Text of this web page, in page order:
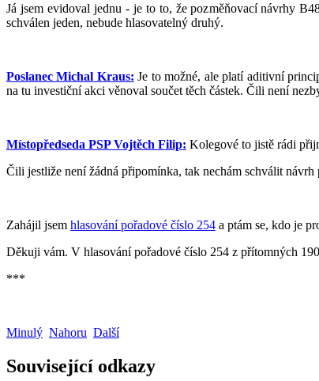
Já jsem evidoval jednu - je to to, že pozměňovací návrhy
schválen jeden, nebude hlasovatelný druhý.
Poslanec Michal Kraus: Je to možné, ale platí aditivní
na tu investiční akci věnoval součet těch částek. Čili není
Místopředseda PSP Vojtěch Filip: Kolegové to jistě rádi
Čili jestliže není žádná připomínka, tak nechám schválit
Zahájil jsem hlasování pořadové číslo 254 a ptám se, kdo je
Děkuji vám. V hlasování pořadové číslo 254 z přítomných
***
Minulý Nahoru Další
Související odkazy